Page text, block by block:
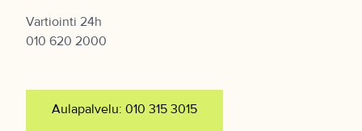
Vartiointi 24h
010 620 2000
Aulapalvelu: 010 315 3015